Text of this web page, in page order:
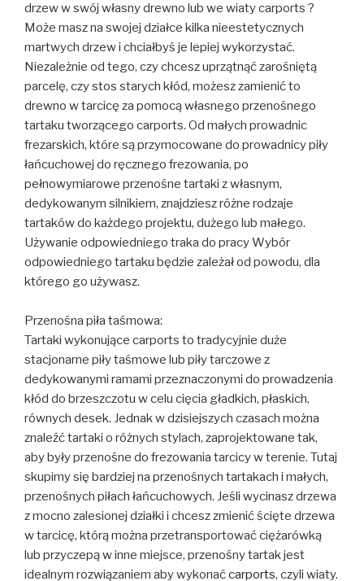
drzew w swój własny drewno lub we wiaty carports ?
Może masz na swojej działce kilka nieestetycznych
martwych drzew i chciałbyś je lepiej wykorzystać.
Niezależnie od tego, czy chcesz uprzątnąć zarośniętą
parcelę, czy stos starych kłód, możesz zamienić to
drewno w tarcicę za pomocą własnego przenośnego
tartaku tworzącego carports. Od małych prowadnic
frezarskich, które są przymocowane do prowadnicy piły
łańcuchowej do ręcznego frezowania, po
pełnowymiarowe przenośne tartaki z własnym,
dedykowanym silnikiem, znajdziesz różne rodzaje
tartaków do każdego projektu, dużego lub małego.
Używanie odpowiedniego traka do pracy Wybór
odpowiedniego tartaku będzie zależał od powodu, dla
którego go używasz.
Przenośna piła taśmowa:
Tartaki wykonujące carports to tradycyjnie duże
stacjonarne piły taśmowe lub piły tarczowe z
dedykowanymi ramami przeznaczonymi do prowadzenia
kłód do brzeszczotu w celu cięcia gładkich, płaskich,
równych desek. Jednak w dzisiejszych czasach można
znaleźć tartaki o różnych stylach, zaprojektowane tak,
aby były przenośne do frezowania tarcicy w terenie. Tutaj
skupimy się bardziej na przenośnych tartakach i małych,
przenośnych piłach łańcuchowych. Jeśli wycinasz drzewa
z mocno zalesionej działki i chcesz zmienić ścięte drzewa
w tarcicę, którą można przetransportować ciężarówką
lub przyczepą w inne miejsce, przenośny tartak jest
idealnym rozwiązaniem aby wykonaćcarports, czyli wiaty.